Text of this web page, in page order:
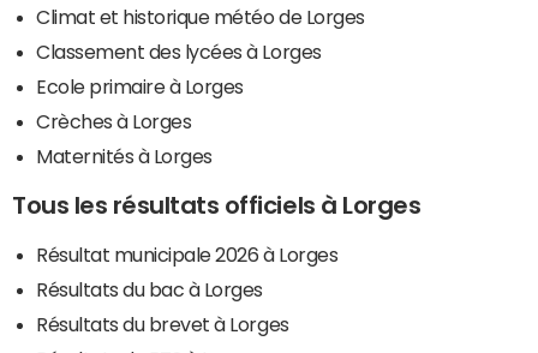
Climat et historique météo de Lorges
Classement des lycées à Lorges
Ecole primaire à Lorges
Crèches à Lorges
Maternités à Lorges
Tous les résultats officiels à Lorges
Résultat municipale 2026 à Lorges
Résultats du bac à Lorges
Résultats du brevet à Lorges